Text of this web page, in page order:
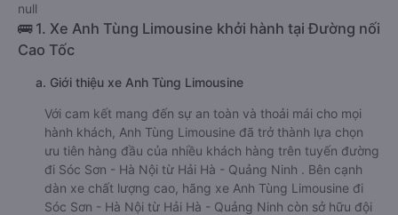
null
🚌 1. Xe Anh Tùng Limousine khởi hành tại Đường nối
Cao Tốc
a. Giới thiệu xe Anh Tùng Limousine
Với cam kết mang đến sự an toàn và thoải mái cho mọi
hành khách, Anh Tùng Limousine đã trở thành lựa chọn
ưu tiên hàng đầu của nhiều khách hàng trên tuyến đường
đi Sóc Sơn - Hà Nội từ Hải Hà - Quảng Ninh . Bên cạnh
dàn xe chất lượng cao, hãng xe Anh Tùng Limousine đi
Sóc Sơn - Hà Nội từ Hải Hà - Quảng Ninh còn sở hữu đội